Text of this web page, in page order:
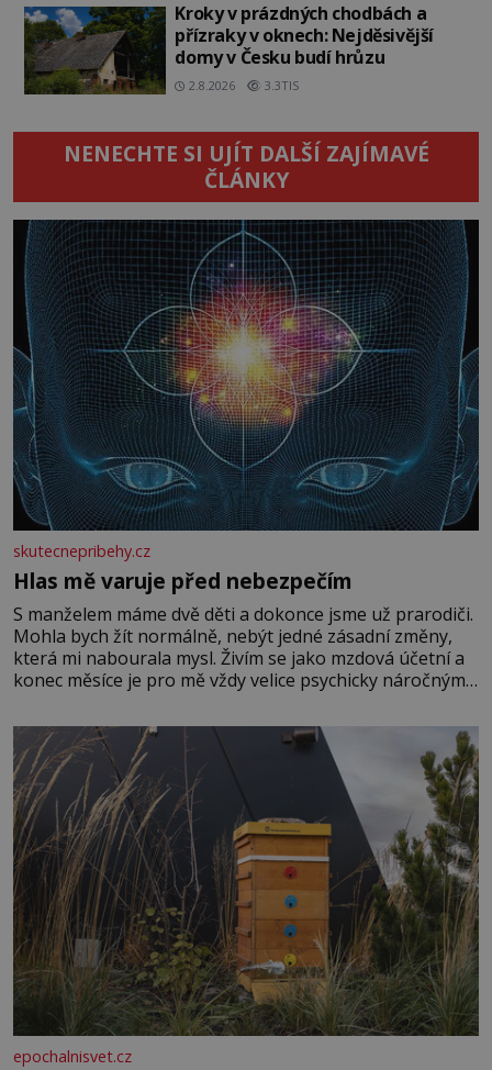
Kroky v prázdných chodbách a
přízraky v oknech: Nejděsivější
domy v Česku budí hrůzu
2.8.2026 3.3TIS
NENECHTE SI UJÍT DALŠÍ ZAJÍMAVÉ
ČLÁNKY
skutecnepribehy.cz
Hlas mě varuje před nebezpečím
S manželem máme dvě děti a dokonce jsme už prarodiči.
Mohla bych žít normálně, nebýt jedné zásadní změny,
která mi nabourala mysl. Živím se jako mzdová účetní a
konec měsíce je pro mě vždy velice psychicky náročným
dál častěji volá o pomoc, co se hlídání týče. Dalo by se
epochalnisvet.cz